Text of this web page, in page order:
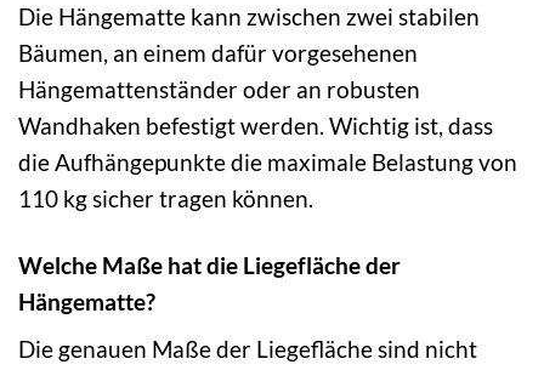
Die Hängematte kann zwischen zwei stabilen
Bäumen, an einem dafür vorgesehenen
Hängemattenständer oder an robusten
Wandhaken befestigt werden. Wichtig ist, dass
die Aufhängepunkte die maximale Belastung von
110 kg sicher tragen können.
Welche Maße hat die Liegefläche der
Hängematte?
Die genauen Maße der Liegefläche sind nicht